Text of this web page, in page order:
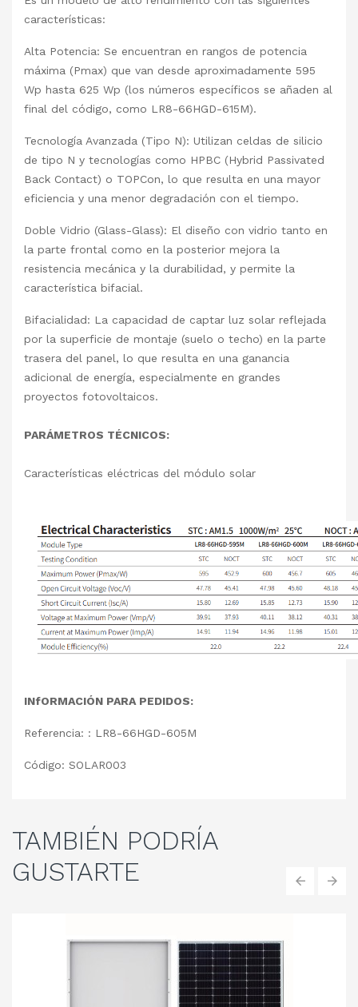
características:
Alta Potencia: Se encuentran en rangos de potencia
máxima (Pmax) que van desde aproximadamente 595
Wp hasta 625 Wp (los números específicos se añaden al
final del código, como LR8-66HGD-615M).
Tecnología Avanzada (Tipo N): Utilizan celdas de silicio
de tipo N y tecnologías como HPBC (Hybrid Passivated
Back Contact) o TOPCon, lo que resulta en una mayor
eficiencia y una menor degradación con el tiempo.
Doble Vidrio (Glass-Glass): El diseño con vidrio tanto en
la parte frontal como en la posterior mejora la
resistencia mecánica y la durabilidad, y permite la
característica bifacial.
Bifacialidad: La capacidad de captar luz solar reflejada
por la superficie de montaje (suelo o techo) en la parte
trasera del panel, lo que resulta en una ganancia
adicional de energía, especialmente en grandes
proyectos fotovoltaicos.
PARÁMETROS TÉCNICOS:
Características eléctricas del módulo solar
INfORMACIÓN PARA PEDIDOS:
Referencia: : LR8-66HGD-605M
Código: SOLAR003
TAMBIÉN PODRÍA
GUSTARTE